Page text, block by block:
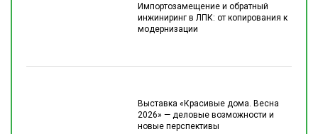
Импортозамещение и обратный
инжиниринг в ЛПК: от копирования к
модернизации
Выставка «Красивые дома. Весна
2026» — деловые возможности и
новые перспективы